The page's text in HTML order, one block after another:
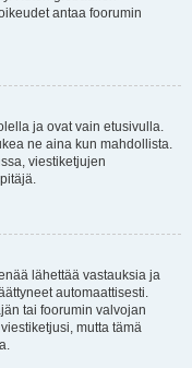
antaa foorumin
ja ovat vain etusivulla.
ne aina kun mahdollista.
viestiketjujen
lähettää vastauksia ja
automaattisesti.
tai foorumin valvojan
mutta tämä